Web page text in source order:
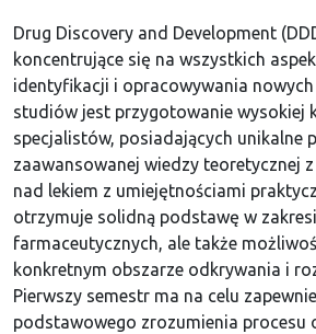
Drug Discovery and Development
koncentrujące się na wszystkich
identyfikacji i opracowywania nowych
studiów jest przygotowanie wysokiej
specjalistów, posiadających unikalne
zaawansowanej wiedzy teoretycznej
nad lekiem z umiejętnościami
otrzymuje solidną podstawę w
farmaceutycznych, ale także
konkretnym obszarze odkrywania i
Pierwszy semestr ma na celu
podstawowego zrozumienia procesu